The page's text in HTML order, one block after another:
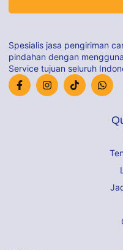
Spesialis jasa pengiriman
pindahan dengan
Service tujuan seluruh